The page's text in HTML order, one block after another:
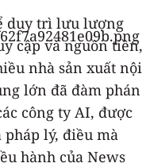
duy trì lưu lượng
cập và nguồn tiền,
nhà sản xuất nội
lớn đã đàm phán
công ty AI, được
lý, điều mà
hành của News